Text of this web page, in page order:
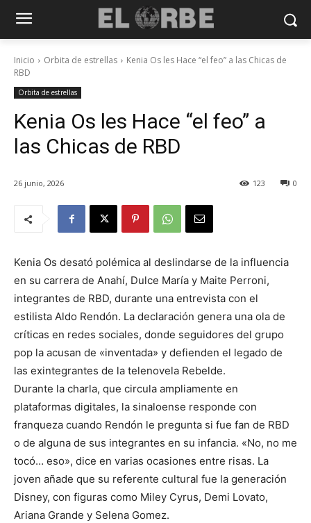
Inicio Orbita de estrellas
Kenia Os les Hace “el feo” a las Chicas de
RBD
Orbita de estrellas
Kenia Os les Hace “el feo” a
las Chicas de RBD
26 junio, 2026 0
123
Kenia Os desató polémica al deslindarse de la influencia
en su carrera de Anahí, Dulce María y Maite Perroni,
integrantes de RBD, durante una entrevista con el
estilista Aldo Rendón. La declaración genera una ola de
críticas en redes sociales, donde seguidores del grupo
pop la acusan de «inventada» y defienden el legado de
las exintegrantes de la telenovela Rebelde.
Durante la charla, que circula ampliamente en
plataformas digitales, la sinaloense responde con
franqueza cuando Rendón le pregunta si fue fan de RBD
o de alguna de sus integrantes en su infancia. «No, no me
tocó… eso», dice en varias ocasiones entre risas. La
joven añade que su referente cultural fue la generación
Disney, con figuras como Miley Cyrus, Demi Lovato,
Ariana Grande y Selena Gomez.